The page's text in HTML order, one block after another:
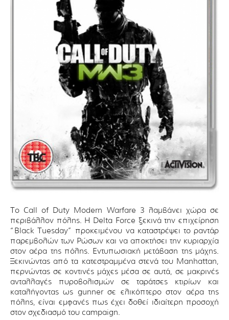
Το Call of Duty Modern Warfare 3 λαμβάνει χώρα σε
περιβάλλον πόλης. Η Delta Force ξεκινά την επιχείρηση
“Black Tuesday” προκειμένου να καταστρέψει το ραντάρ
παρεμβολών των Ρώσων και να αποκτήσει την κυριαρχία
στον αέρα της πόλης. Eντυπωσιακή μετάβαση της μάχης.
Ξεκινώντας από τα κατεστραμμένα στενά του Manhattan,
περνώντας σε κοντινές μάχες μέσα σε αυτά, σε μακρινές
ανταλλαγές πυροβολισμών σε ταράτσες κτιρίων και
καταλήγοντας ως gunner σε ελικόπτερο στον αέρα της
πόλης, είναι εμφανές πως έχει δοθεί ιδιαίτερη προσοχή
στον σχεδιασμό του campaign.